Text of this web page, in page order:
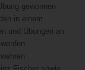
gewonnen
in einem
und Übungen an